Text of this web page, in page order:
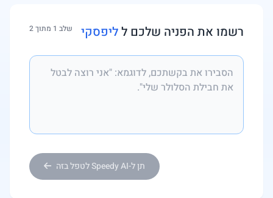
רשמו את הפניה שלכם לליפסקי שלב 1 מתוך 2
תן ל-Speedy AI לטפל בזה